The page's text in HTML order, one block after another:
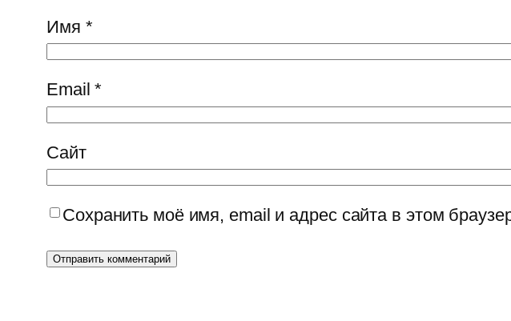
Имя *
Email*
Сайт
Сохранить моё имя, email и адрес сайта в этом